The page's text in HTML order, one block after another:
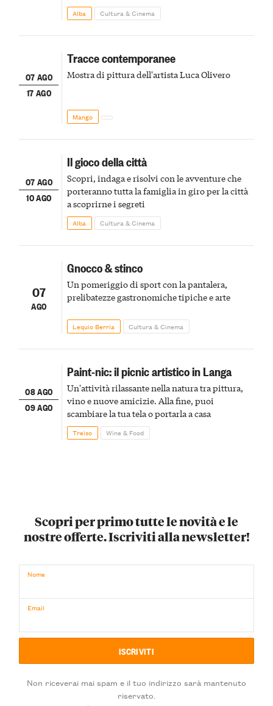
Alba Cultura & Cinema
07 AGO
17 AGO
Tracce contemporanee
Mostra di pittura dell'artista Luca Olivero
Mango
07 AGO
10 AGO
Il gioco della città
Scopri, indaga e risolvi con le avventure che
porteranno tutta la famiglia in giro per la città
a scoprirne i segreti
Alba Cultura & Cinema
07
AGO
Gnocco & stinco
Un pomeriggio di sport con la pantalera,
prelibatezze gastronomiche tipiche e arte
Lequio Berria Cultura & Cinema
08 AGO
09 AGO
Paint-nic: il picnic artistico in Langa
Un'attività rilassante nella natura tra pittura,
vino e nuove amicizie. Alla fine, puoi
scambiare la tua tela o portarla a casa
Treiso Wine & Food
Scopri per primo tutte le novità e le
nostre offerte. Iscriviti alla newsletter!
Nome
Email
Non riceverai mai spam e il tuo indirizzo sarà mantenuto
riservato.